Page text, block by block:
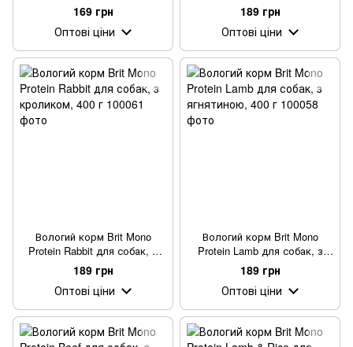
та індичкою, 400 г
169 грн
Оптові ціни
індичкою, 400 г
189 грн
Оптові ціни
Вологий корм Brit Mono
Protein Rabbit для собак, з
кроликом, 400 г
189 грн
Оптові ціни
Вологий корм Brit Mono
Protein Lamb для собак, з
ягнятиною, 400 г
189 грн
Оптові ціни